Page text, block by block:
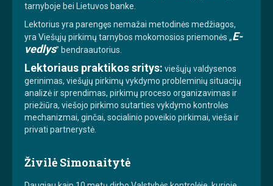
tarnyboje bei Lietuvos banke.
Lektorius yra parengęs nemažai metodinės medžiagos,
yra Viešųjų pirkimų tarnybos mokomosios priemonės „E-
vedlys” bendraautorius.
Lektoriaus praktikos sritys: viešųjų valdysenos
gerinimas, viešųjų pirkimų vykdymo probleminių situacijų
analizė ir sprendimas, pirkimų proceso organizavimas ir
priežiūra, viešojo pirkimo sutarties vykdymo kontrolės
mechanizmai, ginčai, socialinio poveikio pirkimai, vieša ir
privati partnerystė.
Živilė Simonaitytė